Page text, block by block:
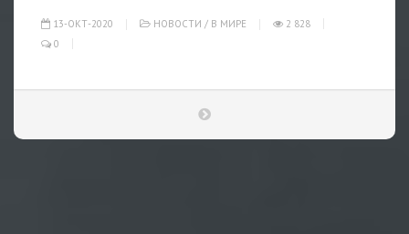
13-ОКТ-2020 НОВОСТИ / В МИРЕ
2 828
0